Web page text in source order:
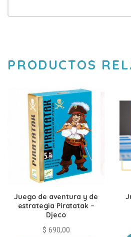
PRODUCTOS
Juego de aventura y de
estrategia Piratatak –
Djeco
$ 690,00